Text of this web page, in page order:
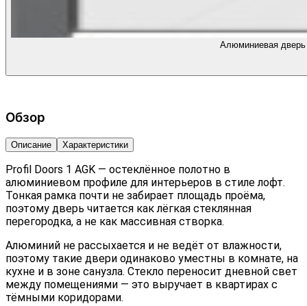
Алюминиевая
Обзор
Описание Характеристики
Profil Doors 1 AGK — остеклённое полотно в
алюминиевом профиле для интерьеров в стиле лофт.
Тонкая рамка почти не забирает площадь проёма,
поэтому дверь читается как лёгкая стеклянная
перегородка, а не как массивная створка.
Алюминий не рассыхается и не ведёт от влажности,
поэтому такие двери одинаково уместны в комнате, на
кухне и в зоне санузла. Стекло переносит дневной свет
между помещениями — это выручает в квартирах с
тёмными коридорами.